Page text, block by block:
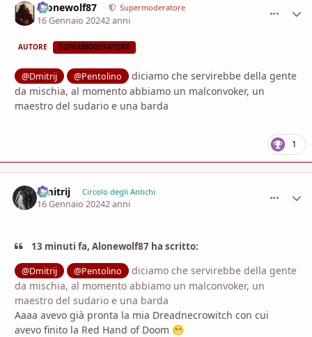
Alonewolf87 Supermoderatore
16 Gennaio 20242 anni
AUTORE SUPERMODERATORE
@Dmitrij @Pentolino
diciamo che servirebbe della gente
da mischia, al momento abbiamo un malconvoker, un
maestro del sudario e una barda
1
Dmitrij Circolo degli Antichi
16 Gennaio 20242 anni
13 minuti fa, Alonewolf87 ha scritto:
@Dmitrij @Pentolino
diciamo che servirebbe della gente
da mischia, al momento abbiamo un malconvoker, un
maestro del sudario e una barda
Aaaa avevo già pronta la mia Dreadnecrowitch con cui
avevo finito la Red Hand of Doom 😁